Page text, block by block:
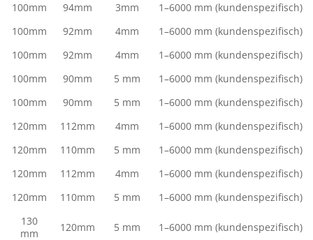
100mm
94mm 3mm
1–6000 mm (kundenspezifisch)
100mm
92mm 4mm
1–6000 mm (kundenspezifisch)
100mm
92mm 4mm
1–6000 mm (kundenspezifisch)
100mm
90mm 5 mm
1–6000 mm (kundenspezifisch)
100mm
90mm 5 mm
1–6000 mm (kundenspezifisch)
120mm
112mm 4mm
1–6000 mm (kundenspezifisch)
120mm
110mm 5 mm
1–6000 mm (kundenspezifisch)
120mm
112mm 4mm
1–6000 mm (kundenspezifisch)
120mm
110mm 5 mm
1–6000 mm (kundenspezifisch)
130
mm
120mm 5 mm 1–6000 mm (kundenspezifisch)